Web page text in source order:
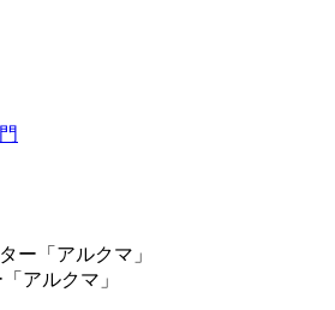
アルクマ」